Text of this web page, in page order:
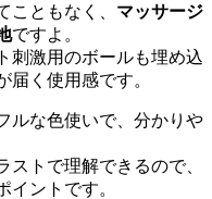
こともなく、 マッサージ
ですよ。
刺激用のボールも埋め込
届く使用感です。
ルな色使いで、分かりや
トで理解できるので、
イントです。